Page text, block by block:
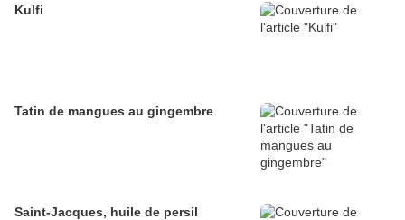
Kulfi
Tatin de mangues au gingembre
Saint-Jacques, huile de persil